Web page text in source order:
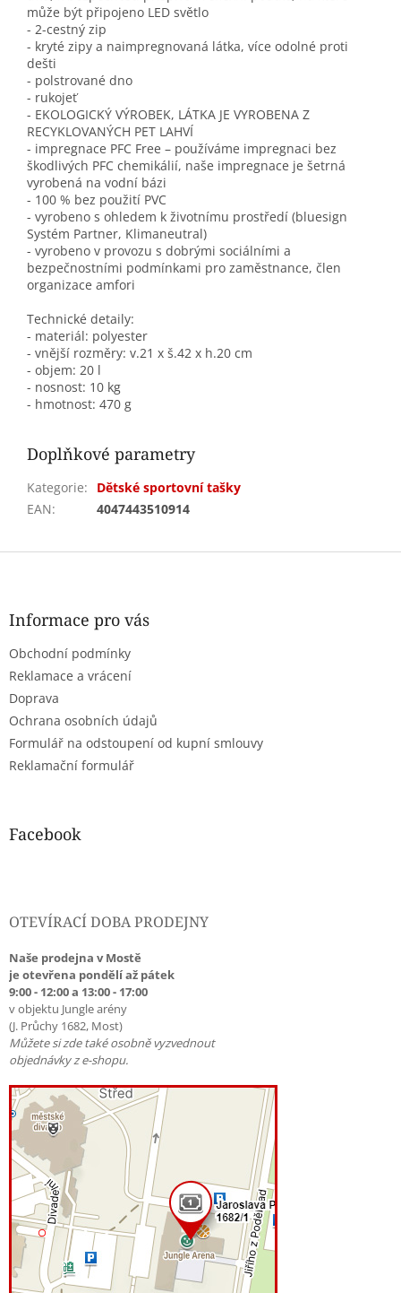
může být připojeno LED světlo
- 2-cestný zip
- kryté zipy a naimpregnovaná látka, více odolné proti
dešti
- polstrované dno
- rukojeť
- EKOLOGICKÝ VÝROBEK, LÁTKA JE VYROBENA Z
RECYKLOVANÝCH PET LAHVÍ
- impregnace PFC Free – používáme impregnaci bez
škodlivých PFC chemikálií, naše impregnace je šetrná
vyrobená na vodní bázi
- 100 % bez použití PVC
- vyrobeno s ohledem k životnímu prostředí (bluesign
Systém Partner, Klimaneutral)
- vyrobeno v provozu s dobrými sociálními a
bezpečnostními podmínkami pro zaměstnance, člen
organizace amfori
Technické detaily:
- materiál: polyester
- vnější rozměry: v.21 x š.42 x h.20 cm
- objem: 20 l
- nosnost: 10 kg
- hmotnost: 470 g
Doplňkové parametry
Kategorie:
Dětské sportovní tašky
EAN: 4047443510914
Z
Informace pro vás
Obchodní podmínky
Reklamace a vrácení
Doprava
Ochrana osobních údajů
Formulář na odstoupení od kupní smlouvy
Reklamační formulář
Facebook
OTEVÍRACÍ DOBA PRODEJNY
Naše prodejna v Mostě
je otevřena pondělí až pátek
9:00 - 12:00 a 13:00 - 17:00
v objektu Jungle arény
(J. Průchy 1682, Most)
Můžete si zde také osobně vyzvednout
objednávky z e-shopu.